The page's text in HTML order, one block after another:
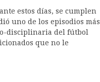
estos días, se cumplen
uno de los episodios más
disciplinaria del fútbol
que no le